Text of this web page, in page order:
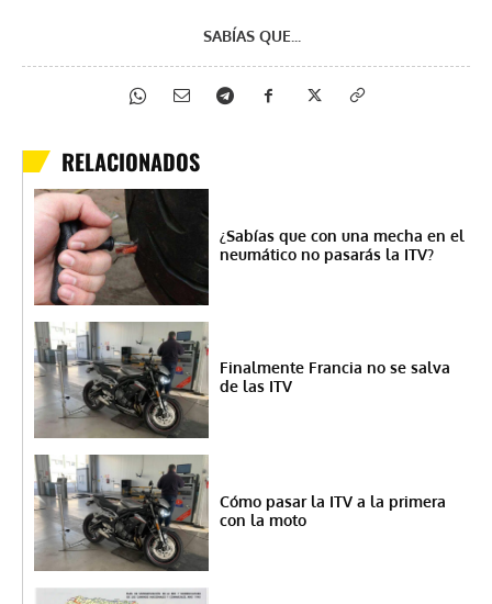
SABÍAS QUE...
RELACIONADOS
¿Sabías que con una mecha en el
neumático no pasarás la ITV?
Finalmente Francia no se salva
de las ITV
Cómo pasar la ITV a la primera
con la moto